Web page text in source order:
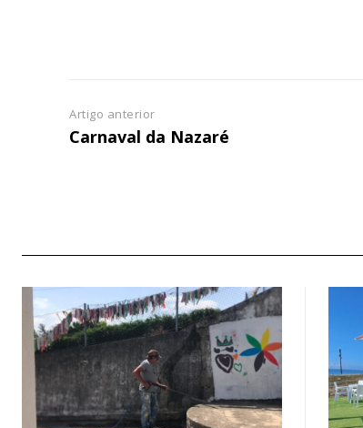
Artigo anterior
Carnaval da Nazaré